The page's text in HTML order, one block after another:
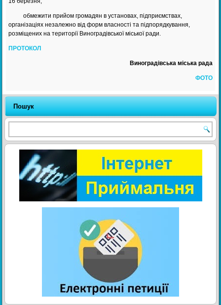
обмежити прийом громадян в установах, підприємствах,
організаціях незалежно від форм власності та підпорядкування,
розміщених на території Виноградівської міської ради.
ПРОТОКОЛ
Виноградівська міська рада
ФОТО
Пошук